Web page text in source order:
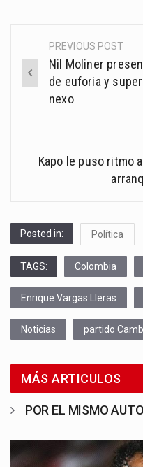
Post
navigation
PREVIOUS POST
Nil Moliner
de euforia y
nexo
Kapo le puso ritmo
Posted in: Política
TAGS: Colombia
Enrique Vargas Lleras
Noticias partido
MÁS ARTICULOS
POR EL MISMO